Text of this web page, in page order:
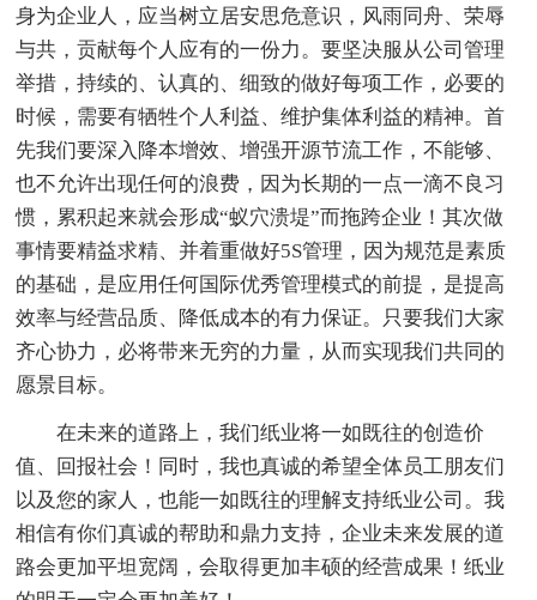
身为企业人，应当树立居安思危意识，风雨同舟、荣辱
与共，贡献每个人应有的一份力。要坚决服从公司管理
举措，持续的、认真的、细致的做好每项工作，必要的
时候，需要有牺牲个人利益、维护集体利益的精神。首
先我们要深入降本增效、增强开源节流工作，不能够、
也不允许出现任何的浪费，因为长期的一点一滴不良习
惯，累积起来就会形成“蚁穴溃堤”而拖跨企业！其次做
事情要精益求精、并着重做好5S管理，因为规范是素质
的基础，是应用任何国际优秀管理模式的前提，是提高
效率与经营品质、降低成本的有力保证。只要我们大家
齐心协力，必将带来无穷的力量，从而实现我们共同的
愿景目标。
在未来的道路上，我们纸业将一如既往的创造价
值、回报社会！同时，我也真诚的希望全体员工朋友们
以及您的家人，也能一如既往的理解支持纸业公司。我
相信有你们真诚的帮助和鼎力支持，企业未来发展的道
路会更加平坦宽阔，会取得更加丰硕的经营成果！纸业